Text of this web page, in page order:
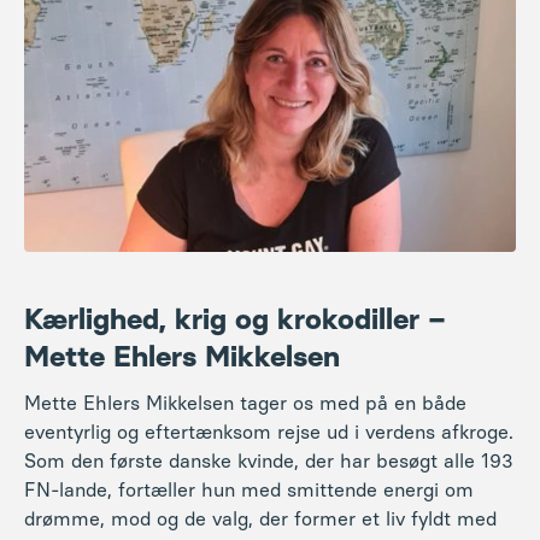
Du kan roligt glæde dig til at opleve sangglæden under
Jens Johansens ledelse.
Der vil desuden være velkomst (for sidste gang) ved
Brandbjergs afgående forstander Simon Lægsgaard,
der formelt træder af som forstander pr. 1. maj 2026.
21.00: Aftenkaffe og hygge
Kærlighed, krig og krokodiller –
Mette Ehlers Mikkelsen
Mette Ehlers Mikkelsen tager os med på en både
eventyrlig og eftertænksom rejse ud i verdens afkroge.
Som den første danske kvinde, der har besøgt alle 193
drømme, mod og de valg, der former et liv fyldt med
nysgerrighed og grænseoverskridende oplevelser.
Gennem personlige historier – fra uventede møder til
rejser i krigs- og katastrofeområder – deler hun sine
refleksioner om kulturmøder, livsmod og det at følge
sin passion, også når det kræver både stædighed og
hjerte. Et inspirerende foredrag, der giver lyst til at